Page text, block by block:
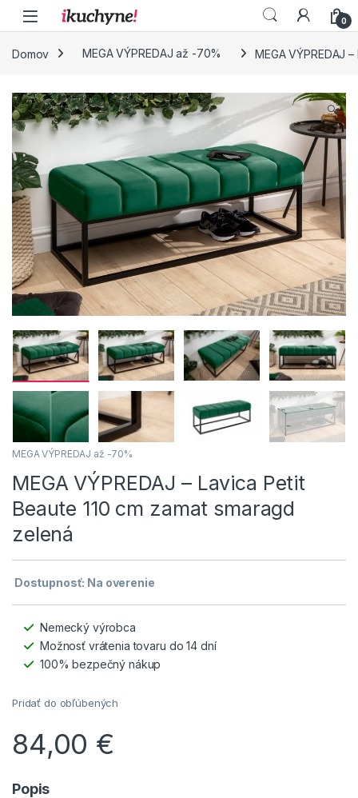
Skip to navigation
Skip to content
0
Domov MEGA VÝPREDAJ až -70% MEGA VÝPREDAJ
🔍
MEGA VÝPREDAJ až -70%
MEGA VÝPREDAJ – Lavica Petit
Beaute 110 cm zamat smaragd
zelená
Dostupnosť: Na overenie
Nemecký výrobca
Možnosť vrátenia tovaru do 14 dní
100% bezpečný nákup
Pridať do obľúbených
84,00 €
Popis